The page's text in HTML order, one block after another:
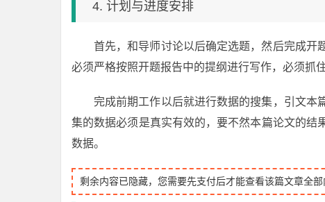
4. 计划与进度安排
首先，和导师讨论以后确定选题，然后完成开
必须严格按照开题报告中的提纲进行写作，必须抓
完成前期工作以后就进行数据的搜集，引文本
集的数据必须是真实有效的，要不然本篇论文的
数据。
剩余内容已隐藏，您需要先支付后才能查看该篇文章全部